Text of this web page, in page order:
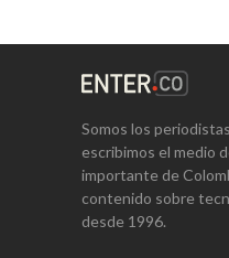
Somos los
escribimos el medio
importante de
contenido sobre
desde 1996.